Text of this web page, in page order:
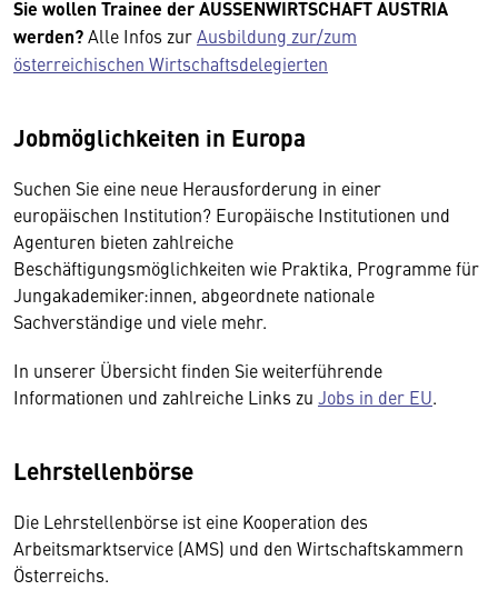
Sie wollen Trainee der AUSSENWIRTSCHAFT AUSTRIA
werden?Alle Infos zurAusbildung zur/zum
österreichischen Wirtschaftsdelegierten
Jobmöglichkeiten in Europa
Suchen Sie eine neue Herausforderung in einer
europäischen Institution? Europäische Institutionen und
Agenturen bieten zahlreiche
Beschäftigungsmöglichkeiten wie Praktika, Programme für
Jungakademiker:innen, abgeordnete nationale
Sachverständige und viele mehr.
In unserer Übersicht finden Sie weiterführende
Informationen und zahlreiche Links zu Jobs in der EU.
Lehrstellenbörse
Die Lehrstellenbörse ist eine Kooperation des
Arbeitsmarktservice (AMS) und den Wirtschaftskammern
Österreichs.